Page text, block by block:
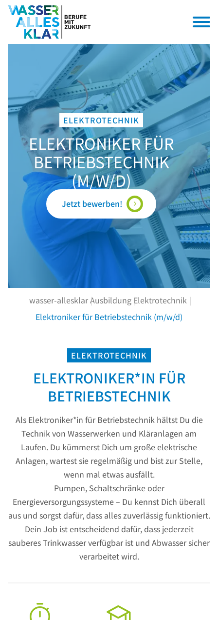
ELEKTROTECHNIK
ELEKTRONIKER FÜR
BETRIEBSTECHNIK
(M/W/D)
Jetzt bewerben!
wasser-allesklarAusbildung Elektrotechnik
Elektroniker für Betriebstechnik (m/w/d)
ELEKTROTECHNIK
ELEKTRONIKER*IN FÜR
BETRIEBSTECHNIK
Als Elektroniker*in für Betriebstechnik hältst Du die
Technik von Wasserwerken und Kläranlagen am
Laufen. Du kümmerst Dich um große elektrische
Anlagen, wartest sie regelmäßig und bist zur Stelle,
wenn mal etwas ausfällt.
Pumpen, Schaltschränke oder
Energieversorgungssysteme – Du kennst Dich überall
aus und sorgst dafür, dass alles zuverlässig funktioniert.
Dein Job ist entscheidend dafür, dass jederzeit
sauberes Trinkwasser verfügbar ist und Abwasser sicher
verarbeitet wird.